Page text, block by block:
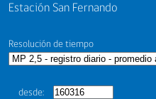
Estación San Fernando
Resolución de tiempo
desde